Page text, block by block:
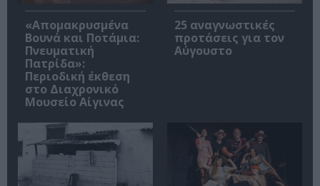
«Απομακρυσμένα
Βουνά και Ποτάμια:
Πνευματική
Πατρίδα»:
Περιοδική έκθεση
στο Διαχρονικό
Μουσείο Αίγινας
25 αναγνωστικές
προτάσεις για τον
Αύγουστο